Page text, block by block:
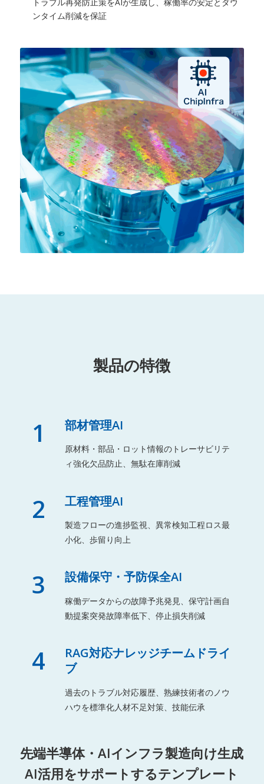
ンタイム削減を保証
製品の特徴
1 部材管理AI
原材料・部品・ロット情報のトレーサビリテ
ィ強化欠品防止、無駄在庫削減
2 工程管理AI
製造フローの進捗監視、異常検知工程ロス最
小化、歩留り向上
3 設備保守・予防保全AI
稼働データからの故障予兆発見、保守計画自
動提案突発故障率低下、停止損失削減
4
RAG対応ナレッジチームドライ
ブ
過去のトラブル対応履歴、熟練技術者のノウ
ハウを標準化人材不足対策、技能伝承
先端半導体・AIインフラ製造向け生成
AI活用をサポートするテンプレート